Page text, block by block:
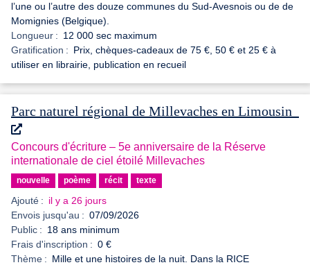
l’une ou l’autre des douze communes du Sud-Avesnois ou de de
Momignies (Belgique).
Longueur : 12 000 sec maximum
Gratification : Prix, chèques-cadeaux de 75 €, 50 € et 25 € à
utiliser en librairie, publication en recueil
Parc naturel régional de Millevaches en Limousin
Concours d'écriture – 5e anniversaire de la Réserve
internationale de ciel étoilé Millevaches
nouvelle poème récit texte
Ajouté : il y a 26 jours
Envois jusqu'au : 07/09/2026
Public : 18 ans minimum
Frais d'inscription : 0 €
Thème : Mille et une histoires de la nuit. Dans la RICE